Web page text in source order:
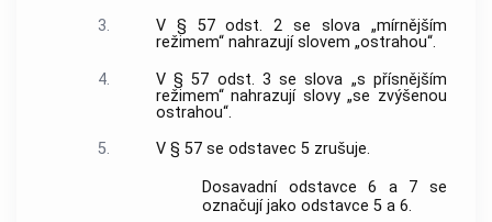
3.
V § 57 odst. 2 se slova „mírnějším
režimem“ nahrazují slovem „ostrahou“.
4.
V § 57 odst. 3 se slova „s přísnějším
režimem“ nahrazují slovy „se zvýšenou
ostrahou“.
5.
V § 57 se odstavec 5 zrušuje.
Dosavadní odstavce 6 a 7 se
označují jako odstavce 5 a 6.